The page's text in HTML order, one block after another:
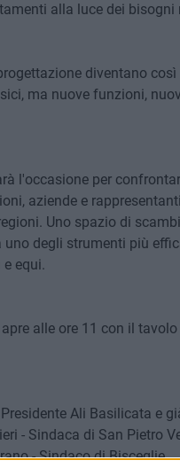
alla luce dei bisogni
diventano
ma nuove funzioni,
l'occasione per
aziende e
Uno spazio di
degli strumenti più
equi.
alle ore 11 con il
Ali Basilicata e
- Sindaca di San Pietro
- Sindaco di Bisceglie